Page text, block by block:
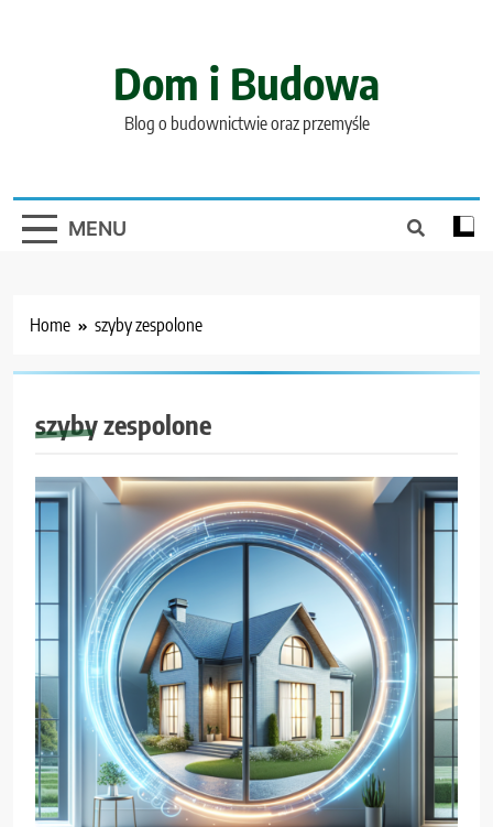
Dom i Budowa
Blog o budownictwie oraz przemyśle
MENU
Home szyby zespolone
szyby zespolone